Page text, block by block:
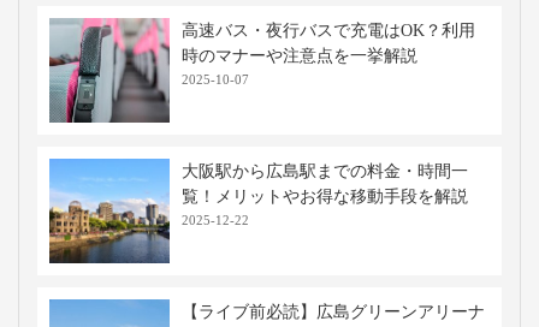
高速バス・夜行バスで充電はOK？利用
時のマナーや注意点を一挙解説
2025-10-07
大阪駅から広島駅までの料金・時間一
覧！メリットやお得な移動手段を解説
2025-12-22
【ライブ前必読】広島グリーンアリーナ